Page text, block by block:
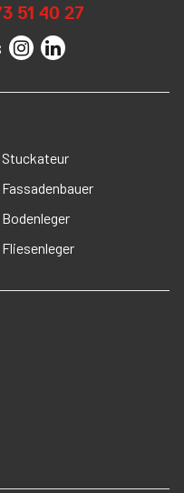
51 40 27
Stuckateur
Fassadenbauer
Bodenleger
Fliesenleger